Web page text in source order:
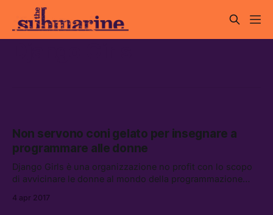
Non servono coni gelato per insegnare a
programmare alle donne
Django Girls è una organizzazione no profit con lo scopo
di avvicinare le donne al mondo della programmazione
4 apr 2017